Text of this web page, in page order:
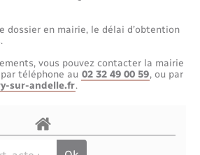
électrique
d’occupation de l’espace
de communes
dossier en mairie, le délai d’obtention
vous pouvez contacter la mairie
téléphone au 02 32 49 00 59, ou par
sur-andelle.fr.